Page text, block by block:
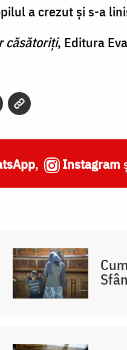
a crezut și s-a
căsătoriți, Editura
, Instagram